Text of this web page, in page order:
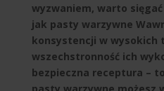
wyzwaniem, warto
jak pasty warzywne
konsystencji w wysokich
wszechstronność ich
bezpieczna receptura –